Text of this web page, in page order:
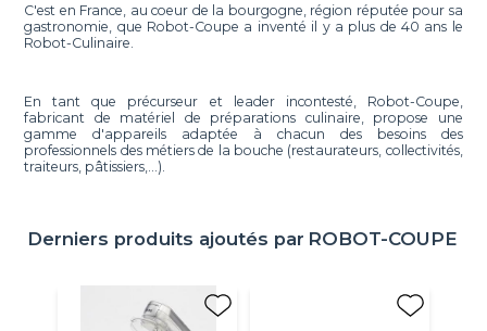
C'est en France, au coeur de la bourgogne, région réputée pour sa
gastronomie, que Robot-Coupe a inventé il y a plus de 40 ans le
Robot-Culinaire.
En tant que précurseur et leader incontesté, Robot-Coupe,
fabricant de matériel de préparations culinaire, propose une
gamme d'appareils adaptée à chacun des besoins des
professionnels des métiers de la bouche (restaurateurs, collectivités,
traiteurs, pâtissiers,...).
Derniers produits ajoutés par ROBOT-COUPE